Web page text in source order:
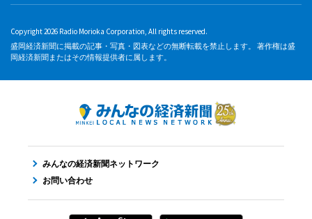
Copyright 2026 Radio Morioka Corporation, All rights reserved.
盛岡経済新聞に掲載の記事・写真・図表などの無断転載を禁止します。 著作権は盛
岡経済新聞またはその情報提供者に属します。
みんなの経済新聞ネットワーク
お問い合わせ